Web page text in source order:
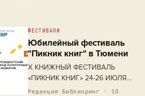
ФЕСТИВАЛИ
Юбилейный фестиваль
"Пикник книг" в Тюмени
X КНИЖНЫЙ ФЕСТИВАЛЬ
«ПИКНИК КНИГ» 24-26 ИЮЛЯ
2026 ГОДА
Редакция Библиоринг · 10